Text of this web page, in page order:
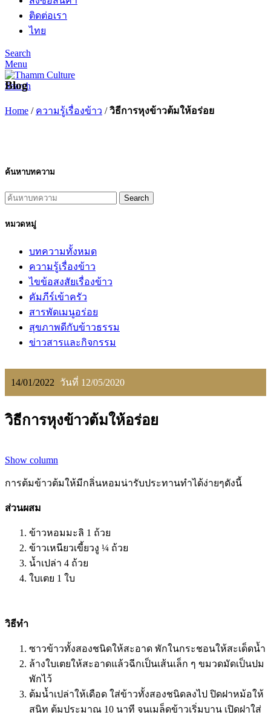
ติดต่อเรา
ไทย
Search
Menu
Search
Blog
Home / ความรู้เรื่องข้าว /วิธีการหุงข้าวต้มให้อร่อย
ค้นหาบทความ
Search
หมวดหมู่
บทความทั้งหมด
ความรู้เรื่องข้าว
ไขข้อสงสัยเรื่องข้าว
คัมภีร์เข้าครัว
สารพัดเมนูอร่อย
สุขภาพดีกับข้าวธรรม
ข่าวสารและกิจกรรม
14/01/2022 วันที่ 12/05/2020
วิธีการหุงข้าวต้มให้อร่อย
Show column
การต้มข้าวต้มให้มีกลิ่นหอมน่ารับประทานทำได้ง่ายๆดังนี้
ส่วนผสม
ข้าวหอมมะลิ 1 ถ้วย
ข้าวเหนียวเขี้ยวงู ¼ ถ้วย
น้ำเปล่า 4 ถ้วย
ใบเตย 1 ใบ
วิธีทำ
ซาวข้าวทั้งสองชนิดให้สะอาด พักในกระชอนให้สะเด็ดน้ำ
ล้างใบเตยให้สะอาดแล้วฉีกเป็นเส้นเล็ก ๆ ขมวดมัดเป็นปม
พักไว้
ต้มน้ำเปล่าให้เดือด ใส่ข้าวทั้งสองชนิดลงไป ปิดฝาหม้อให้
สนิท ต้มประมาณ 10 นาที จนเมล็ดข้าวเริ่มบาน เปิดฝาใส่